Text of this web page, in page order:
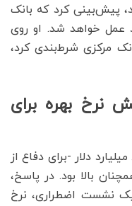
پیش‌بینی کرد که بانک
عمل خواهد شد. او روی
مرکزی شرط‌بندی کرد،
نرخ بهره برای
بانک‌های ترکیه روز چهارشنبه حدود ۸ میلیارد دلار -برای دفاع از
بالا بود. در پاسخ،
یک نشست اضطراری، نرخ